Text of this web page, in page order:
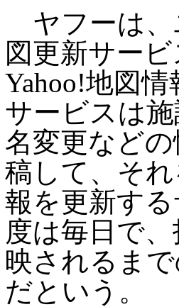
ヤフーは、
図更新サー
Yahoo!地図
サービスは
名変更など
稿して、そ
報を更新す
度は毎日で
映されるま
だという。